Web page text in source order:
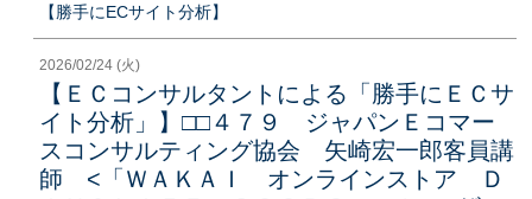
【勝手にECサイト分析】
2026/02/24 (火)
【ＥＣコンサルタントによる「勝手にＥＣサ
イト分析」】□□４７９ ジャパンＥコマー
スコンサルティング協会 矢崎宏一郎客員講
師 <「ＷＡＫＡＩ オンラインストア Ｄ